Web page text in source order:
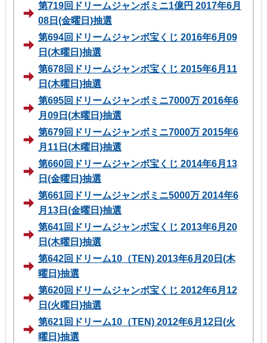
第719回ドリームジャンボミニ1億円 2017年6月
08日(金曜日)抽選
第694回ドリームジャンボ宝くじ 2016年6月09
日(木曜日)抽選
第678回ドリームジャンボ宝くじ 2015年6月11
日(木曜日)抽選
第695回ドリームジャンボミニ7000万 2016年6
月09日(木曜日)抽選
第679回ドリームジャンボミニ7000万 2015年6
月11日(木曜日)抽選
第660回ドリームジャンボ宝くじ 2014年6月13
日(金曜日)抽選
第661回ドリームジャンボミニ5000万 2014年6
月13日(金曜日)抽選
第641回ドリームジャンボ宝くじ 2013年6月20
日(木曜日)抽選
第642回ドリーム10（TEN) 2013年6月20日(木
曜日)抽選
第620回ドリームジャンボ宝くじ 2012年6月12
日(火曜日)抽選
第621回ドリーム10（TEN) 2012年6月12日(火
曜日)抽選